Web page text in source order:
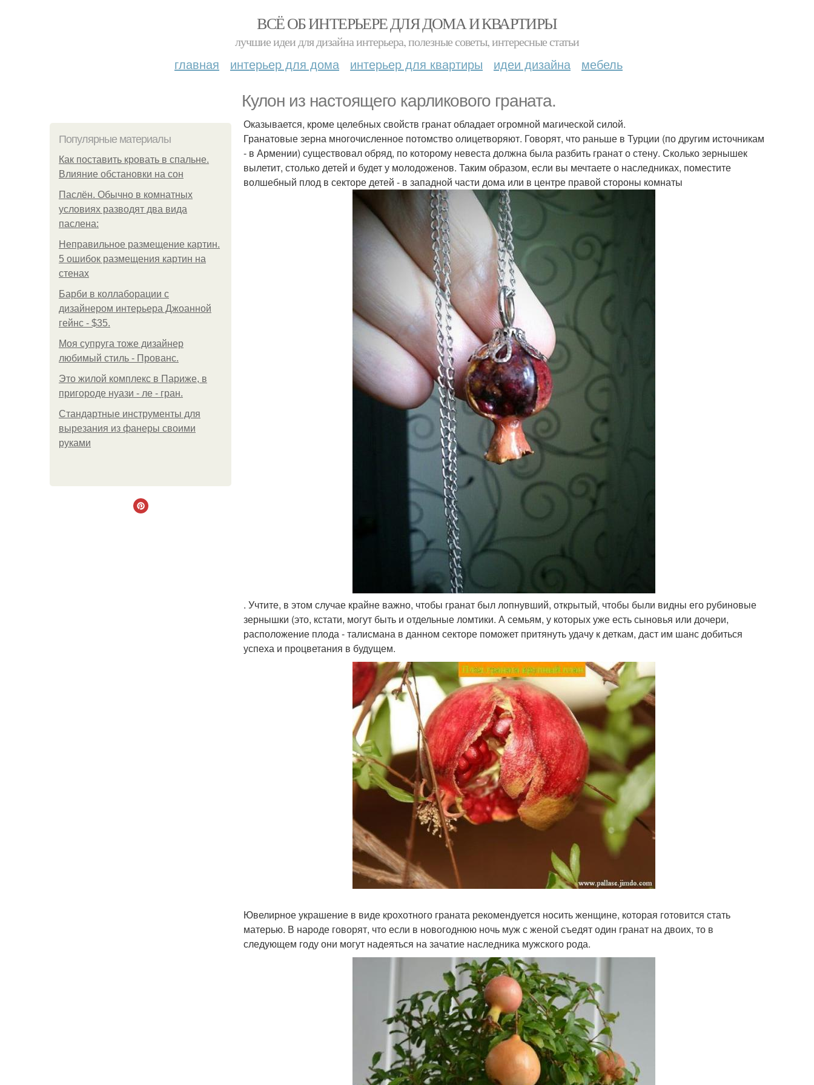
ВСЁ ОБ ИНТЕРЬЕРЕ ДЛЯ ДОМА И КВАРТИРЫ
лучшие идеи для дизайна интерьера, полезные советы, интересные статьи
главная интерьер для дома интерьер для квартиры идеи дизайна мебель
Кулон из настоящего карликового граната.
Популярные материалы
Как поставить кровать в спальне.
Влияние обстановки на сон
Паслён. Обычно в комнатных
условиях разводят два вида
паслена:
Неправильное размещение картин.
5 ошибок размещения картин на
стенах
Барби в коллаборации с
дизайнером интерьера Джоанной
гейнс - $35.
Моя супруга тоже дизайнер
любимый стиль - Прованс.
Это жилой комплекс в Париже, в
пригороде нуази - ле - гран.
Стандартные инструменты для
вырезания из фанеры своими
руками
Оказывается, кроме целебных свойств гранат обладает огромной магической силой.
Гранатовые зерна многочисленное потомство олицетворяют. Говорят, что раньше в Турции (по другим источникам
- в Армении) существовал обряд, по которому невеста должна была разбить гранат о стену. Сколько зернышек
вылетит, столько детей и будет у молодоженов. Таким образом, если вы мечтаете о наследниках, поместите
волшебный плод в секторе детей - в западной части дома или в центре правой стороны комнаты
. Учтите, в этом случае крайне важно, чтобы гранат был лопнувший, открытый, чтобы были видны его рубиновые
зернышки (это, кстати, могут быть и отдельные ломтики. А семьям, у которых уже есть сыновья или дочери,
расположение плода - талисмана в данном секторе поможет притянуть удачу к деткам, даст им шанс добиться
успеха и процветания в будущем.
Ювелирное украшение в виде крохотного граната рекомендуется носить женщине, которая готовится стать
матерью. В народе говорят, что если в новогоднюю ночь муж с женой съедят один гранат на двоих, то в
следующем году они могут надеяться на зачатие наследника мужского рода.